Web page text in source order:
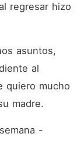
regresar hizo
asuntos,
al
quiero mucho
madre.
-